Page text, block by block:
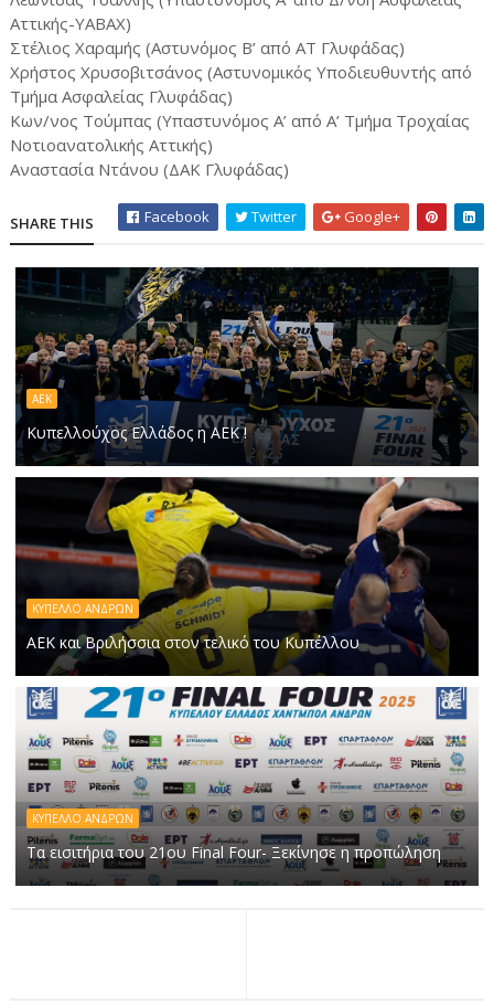
Αττικής-ΥΑΒΑΧ)
Στέλιος Χαραμής (Αστυνόμος Β’ από ΑΤ Γλυφάδας)
Χρήστος Χρυσοβιτσάνος (Αστυνομικός Υποδιευθυντής από
Τμήμα Ασφαλείας Γλυφάδας)
Κων/νος Τούμπας (Υπαστυνόμος Α’ από Α’ Τμήμα Τροχαίας
Νοτιοανατολικής Αττικής)
Αναστασία Ντάνου (ΔΑΚ Γλυφάδας)
SHARE THIS Facebook Twitter Google+
ΑΕΚ
Κυπελλούχος Ελλάδος η ΑΕΚ !
ΚΥΠΕΛΛΟ ΑΝΔΡΩΝ
ΑΕΚ και Βριλήσσια στον τελικό του Κυπέλλου
ΚΥΠΕΛΛΟ ΑΝΔΡΩΝ
Τα εισιτήρια του 21ου Final Four- Ξεκίνησε η προπώληση